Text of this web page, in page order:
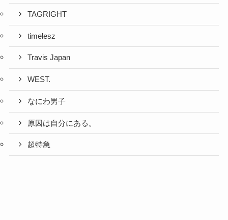
TAGRIGHT
timelesz
Travis Japan
WEST.
なにわ男子
原因は自分にある。
超特急